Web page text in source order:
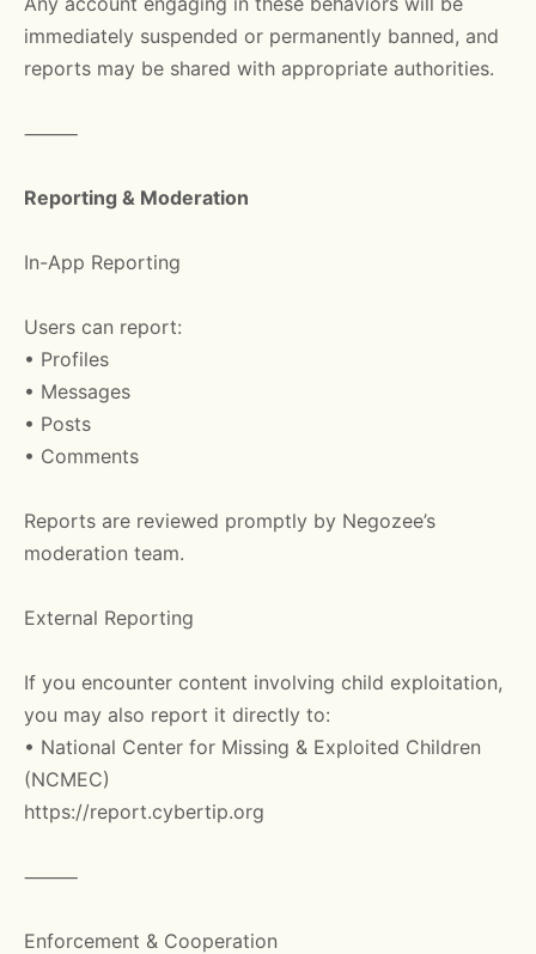
immediately suspended or permanently banned, and
reports may be shared with appropriate authorities.
⸻
Reporting & Moderation
In-App Reporting
Users can report:
• Profiles
• Messages
• Posts
• Comments
Reports are reviewed promptly by Negozee’s
moderation team.
External Reporting
If you encounter content involving child exploitation,
you may also report it directly to:
• National Center for Missing & Exploited Children
(NCMEC)
https://report.cybertip.org
⸻
Enforcement & Cooperation